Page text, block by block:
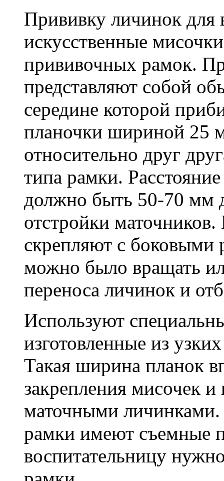
Прививку личинок для
искусственные
прививочных рамок.
представляют собой
середине которой
планочки шириной 25
относительно друг
типа рамки.
должно быть 50-70 мм
отстройки
скрепляют с боковыми
можно было вращать
переноса личинок и
Используют
изготовленные из
Такая ширина планок
закрепления мисочек и
маточными
рамки имеют съемные
воспитательницу